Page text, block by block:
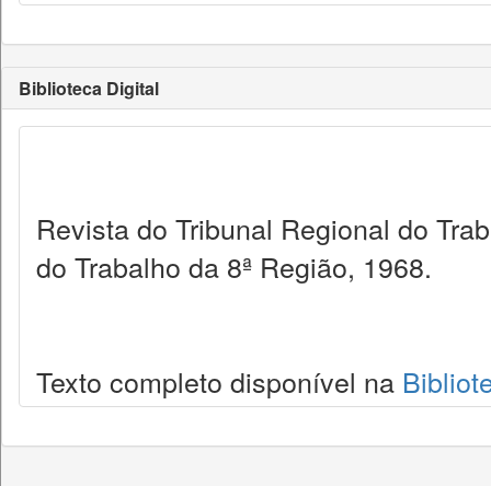
Biblioteca Digital
Revista do Tribunal Regional do
do Trabalho da 8ª Região, 1968.
Texto completo disponível na